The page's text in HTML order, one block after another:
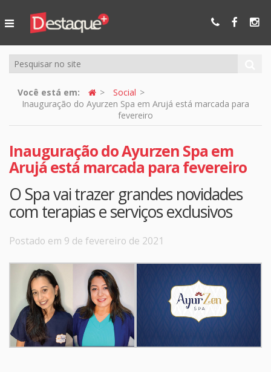
Online
Você está em:
Social
Inauguração do Ayurzen Spa em Arujá está marcada para
fevereiro
Inauguração do Ayurzen Spa em
Arujá está marcada para fevereiro
O Spa vai trazer grandes novidades
com terapias e serviços exclusivos
Postado em 9 de fevereiro de 2021